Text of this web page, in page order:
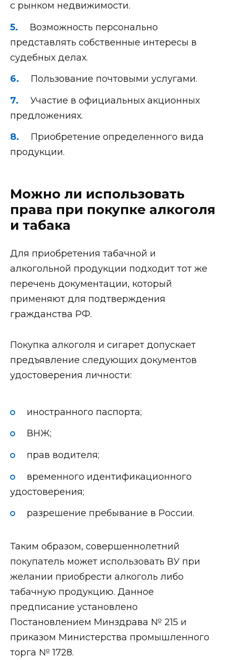
с рынком недвижимости.
Возможность персонально
представлять собственные интересы в
судебных делах.
Пользование почтовыми услугами.
Участие в официальных акционных
предложениях.
Приобретение определенного вида
продукции.
Можно ли использовать
права при покупке алкоголя
и табака
Для приобретения табачной и
алкогольной продукции подходит тот же
перечень документации, который
применяют для подтверждения
гражданства РФ.
Покупка алкоголя и сигарет допускает
предъявление следующих документов
удостоверения личности:
иностранного паспорта;
ВНЖ;
прав водителя;
временного идентификационного
удостоверения;
разрешение пребывание в России.
Таким образом, совершеннолетний
покупатель может использовать ВУ при
желании приобрести алкоголь либо
табачную продукцию. Данное
предписание установлено
Постановлением Минздрава № 215 и
приказом Министерства промышленного
торга № 1728.